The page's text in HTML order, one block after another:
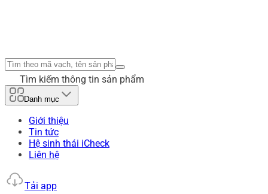
Tìm kiếm thông tin sản phẩm
Danh mục
Giới thiệu
Tin tức
Hệ sinh thái iCheck
Liên hệ
Tải app